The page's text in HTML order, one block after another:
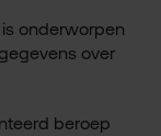
onderworpen
over
beroep